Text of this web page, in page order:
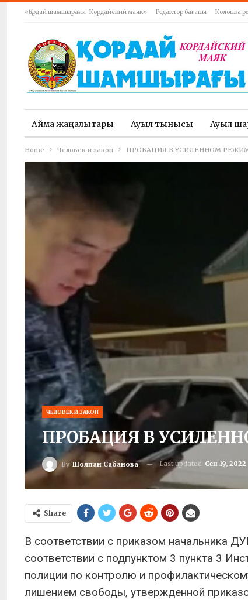
«Қордай шамшырағы-Кордайский маяк» Редактор бағаны Колонка
Аймақ жаңалықтары Ауыл тынысы Ауыл
Home Человек и закон ПРОБАЦИЯ В УСИЛЕННОМ
ЧЕЛОВЕК И ЗАКОН
ПРОБАЦИЯ В
By Шолпан Сабанова Last updated Сен 19, 2022
Share
В соответствии с приказом начальника
соответствии с подпунктом 3 пункта 3
полиции по контролю и
лишением свободы, утвержденной